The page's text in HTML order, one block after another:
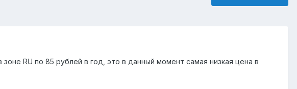
RU по 85 рублей в год, это в данный момент самая низкая цена в